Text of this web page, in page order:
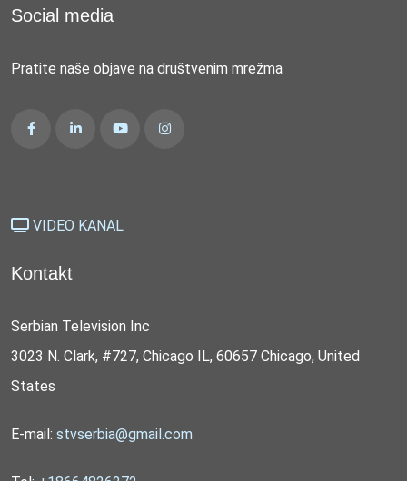
Social media
Pratite naše objave na društvenim mrežma
VIDEO KANAL
Kontakt
Serbian Television Inc
3023 N. Clark, #727, Chicago IL, 60657 Chicago, United
States
E-mail: stvserbia@gmail.com